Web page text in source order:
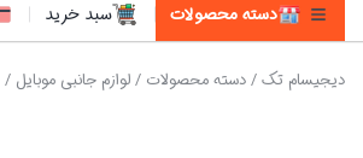
دسته محصولات سبد خرید
دیجیسام تک/دسته محصولات /لوازم جانبی موبایل /